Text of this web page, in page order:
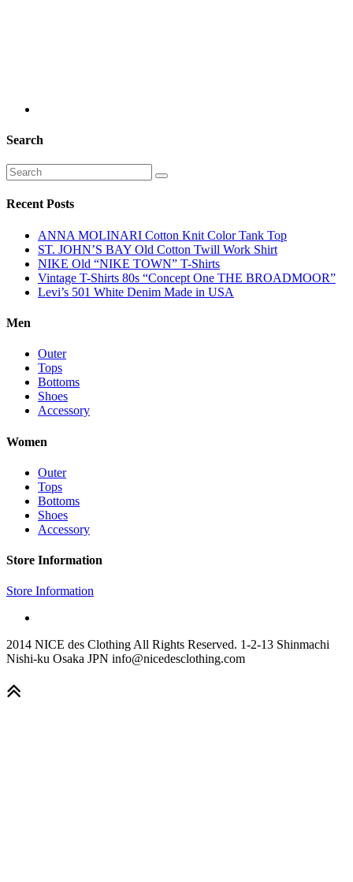
Search
Recent Posts
ANNA MOLINARI Cotton Knit Color Tank Top
ST. JOHN’S BAY Old Cotton Twill Work Shirt
NIKE Old “NIKE TOWN” T-Shirts
Vintage T-Shirts 80s “Concept One THE BROADMOOR”
Levi’s 501 White Denim Made in USA
Men
Outer
Tops
Bottoms
Shoes
Accessory
Women
Outer
Tops
Bottoms
Shoes
Accessory
Store Information
Store Information
2014 NICE des Clothing All Rights Reserved. 1-2-13 Shinmachi
Nishi-ku Osaka JPN info@nicedesclothing.com